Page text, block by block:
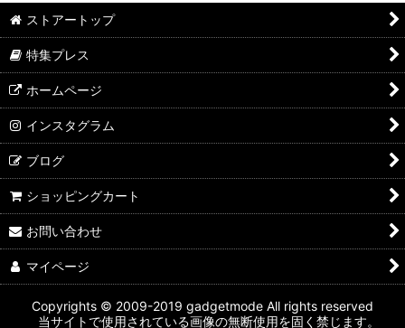
ストアートップ
特集プレス
ホームページ
インスタグラム
ブログ
ショッピングカート
お問い合わせ
マイページ
Copyrights © 2009-2019 gadgetmode All rights reserved
当サイトで使用されている画像の無断使用を固く禁じます。